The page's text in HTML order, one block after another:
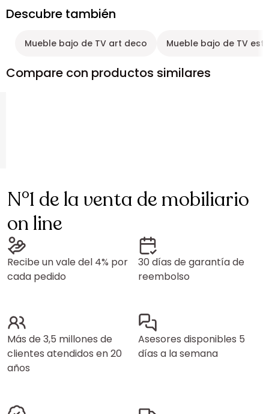
Descubre también
Mueble bajo de TV art deco Mueble bajo de TV
Compare con productos similares
N°1 de la venta de mobiliario
on line
Recibe un vale del 4% por
cada pedido
30 días de garantía de
reembolso
Más de 3,5 millones de
clientes atendidos en 20
años
Asesores disponibles 5
días a la semana